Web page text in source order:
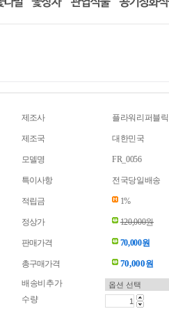
제조사 플라워리퍼블릭
제조국 대한민국
모델명 FR_0056
특이사항 전국당일배송
적립금 1%
정상가 120,000원
판매가격 70,000원
총구매가격 70,000원
배송비추가
수량